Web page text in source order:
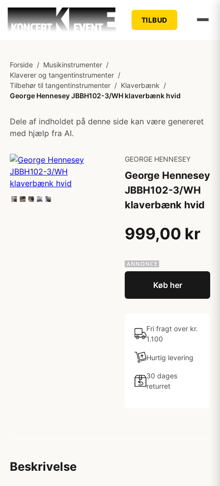
TILBUD
Forside / Musikinstrumenter /
Klaverer og tangentinstrumenter /
Tilbehør til tangentinstrumenter / Klaverbænk /
George Hennesey JBBH102-3/WH klaverbænk hvid
Dele af indholdet på denne side kan være genereret
med hjælp fra AI.
GEORGE HENNESEY
George Hennesey
JBBH102-3/WH
klaverbænk hvid
999,00 kr
Køb her
Fri fragt over kr.
1.100
Hurtig levering
30 dages
returret
Beskrivelse